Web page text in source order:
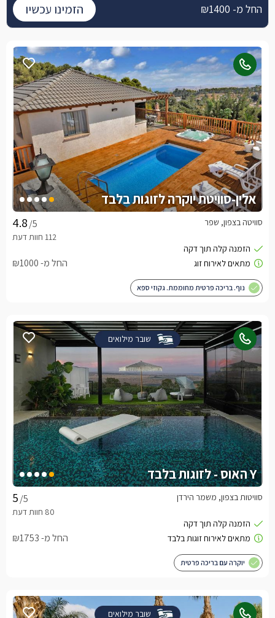
אלין-סוויטת יוקרה לזוגות בלבד
/5 סוויטה בצפון, שפר
החל מ- ₪1000
נוף. בריכה פרטית מחוממת. גקוזי ספא
שובר מילואים
Y האוס - לזוגות בלבד
/5 סוויטות בצפון, משמר הירדן
החל מ- ₪1753
יוקרה עם בריכה פרטית
שובר מילואים
החל מ- ₪1400 הזמינו עכשיו